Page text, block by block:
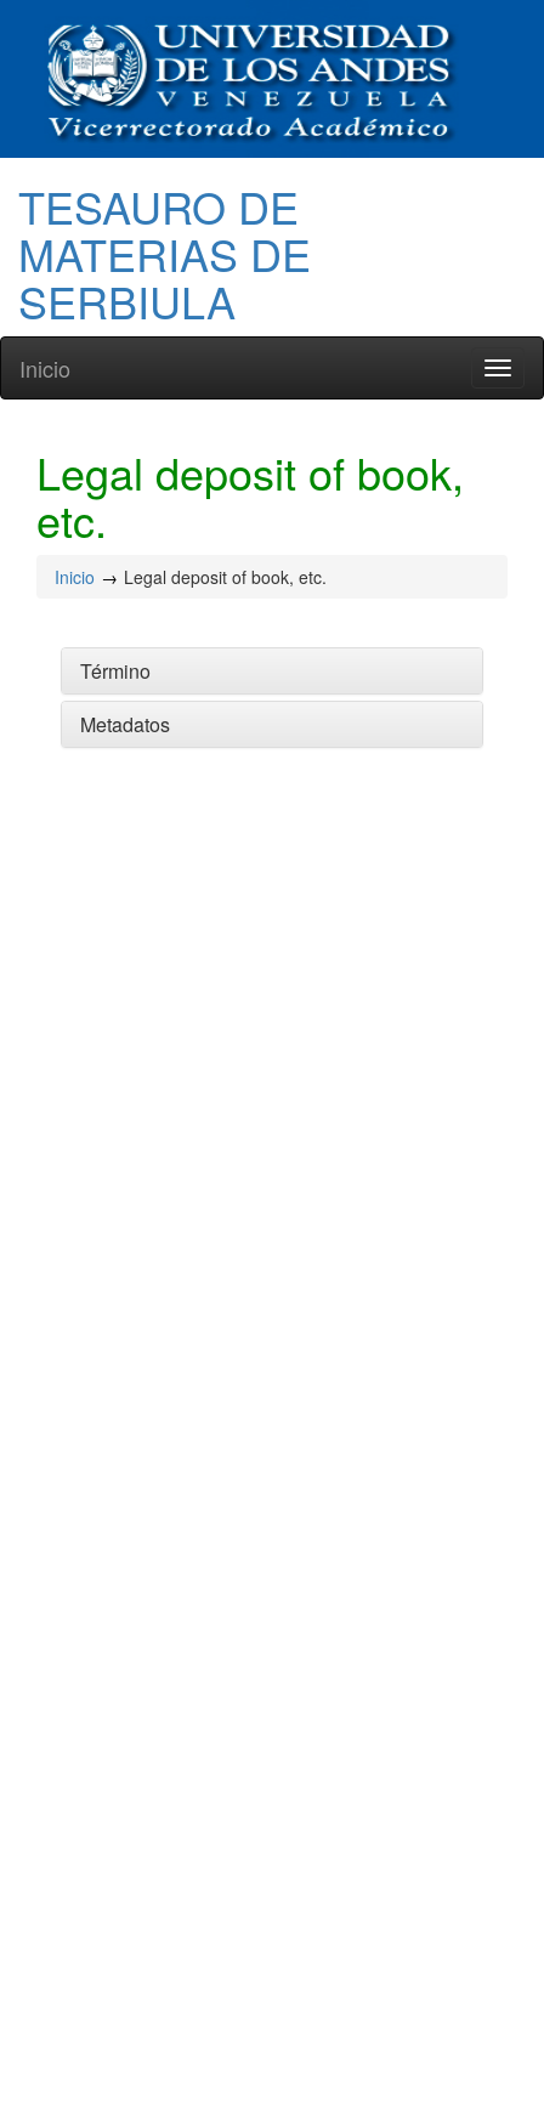
TESAURO DE
MATERIAS DE
SERBIULA
Inicio
Legal deposit of book,
etc.
Inicio Legal deposit of book, etc.
Término
Metadatos